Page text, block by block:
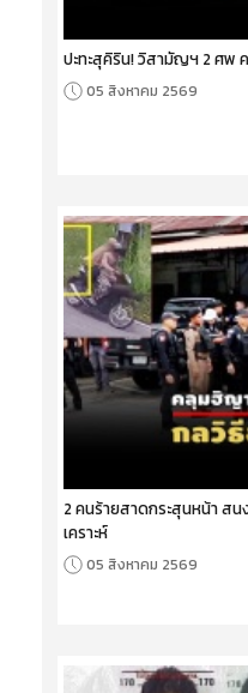
ปะทะสุคิริน! วิสามัญฯ 2 ศพ
05 สิงหาคม 2569
2 คนร้ายสาดกระสุนหน้า ส
เคราะห์
05 สิงหาคม 2569